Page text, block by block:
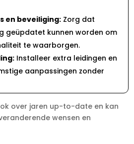
en beveiliging: Zorg dat
geüpdatet kunnen worden om
te waarborgen.​
Installeer extra leidingen en
aanpassingen zonder
over jaren up-to-date en kan
wensen en